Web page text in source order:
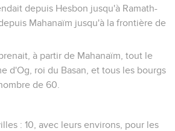
depuis Hesbon jusqu'à Ramath-
Mahanaïm jusqu'à la frontière de
à partir de Mahanaïm, tout le
d'Og, roi du Basan, et tous les bourgs
de 60.
: 10, avec leurs environs, pour les